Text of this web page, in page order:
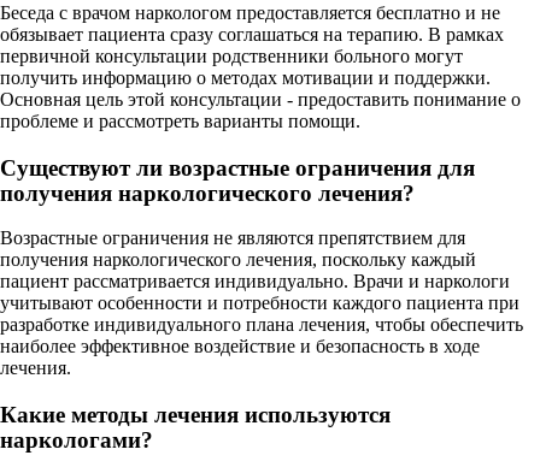
Беседа с врачом наркологом предоставляется бесплатно и не
обязывает пациента сразу соглашаться на терапию. В рамках
первичной консультации родственники больного могут
получить информацию о методах мотивации и поддержки.
Основная цель этой консультации - предоставить понимание о
проблеме и рассмотреть варианты помощи.
Существуют ли возрастные ограничения для
получения наркологического лечения?
Возрастные ограничения не являются препятствием для
получения наркологического лечения, поскольку каждый
пациент рассматривается индивидуально. Врачи и наркологи
учитывают особенности и потребности каждого пациента при
разработке индивидуального плана лечения, чтобы обеспечить
наиболее эффективное воздействие и безопасность в ходе
лечения.
Какие методы лечения используются
наркологами?